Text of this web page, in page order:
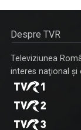
Despre TVR
Televiziunea
interes naţional şi